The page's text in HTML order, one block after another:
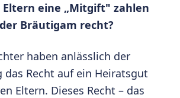
Eltern eine „Mitgift" zahlen
Bräutigam recht?
haben anlässlich der
das Recht auf ein Heiratsgut
Eltern. Dieses Recht – das